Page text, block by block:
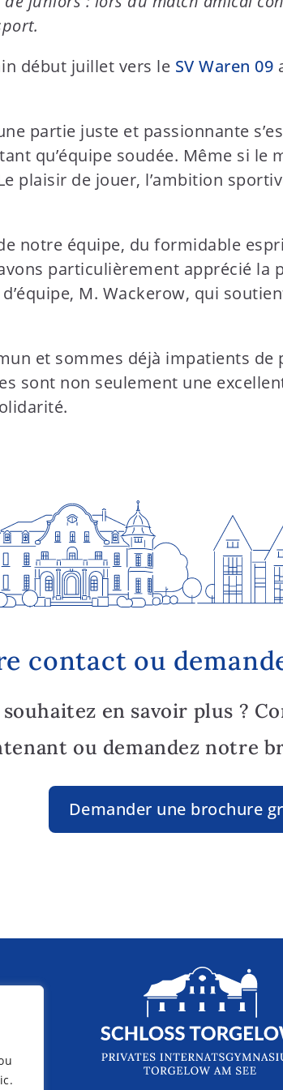
début juillet vers le SV Waren 09
partie juste et passionnante
qu’équipe soudée. Même si le
plaisir de jouer, l’ambition
notre équipe, du formidable
particulièrement apprécié la
M. Wackerow, qui
et sommes déjà impatients
sont non seulement une
contact ou
souhaitez en savoir plus ?
ou demandez notre
Demander une brochure